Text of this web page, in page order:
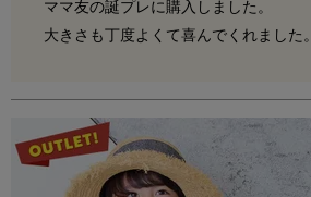
ママ友の誕プレに購入しました。
大きさも丁度よくて喜んでくれました。